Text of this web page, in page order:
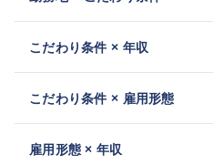
こだわり条件 × 年収
こだわり条件 × 雇用形態
雇用形態 × 年収